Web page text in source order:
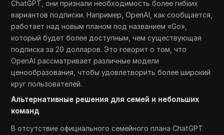
ChatGPT, они признали необходимость более гибких
вариантов подписки. Например, OpenAI, как сообщается,
работает над новым планом под названием «Go»,
который будет более доступным, чем существующая
подписка за 20 долларов. Это говорит о том, что
OpenAI рассматривает различные модели
ценообразования, чтобы удовлетворить более широкий
круг пользователей.
Альтернативные решения для семей и небольших
команд
В отсутствие официального семейного плана ChatGPT